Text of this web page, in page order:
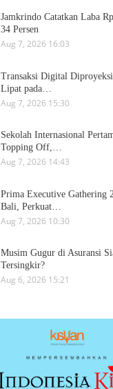
Jamkrindo Catatkan Laba
34 Persen
Aug 7, 2026 16:03
Transaksi Digital
Lipat pada…
Aug 7, 2026 15:30
Sekolah Internasional
Topping Off,…
Aug 7, 2026 14:43
Prima Executive Gathering
Bali, Perkuat…
Aug 7, 2026 10:30
Musim Gugur di Asuransi
Tersingkir?
Aug 6, 2026 15:21